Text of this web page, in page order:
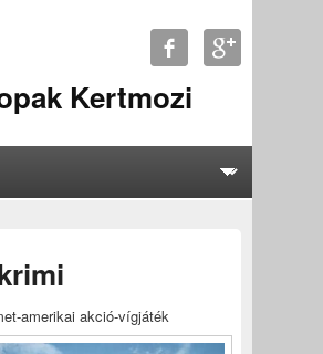
Kertmozi
amerikai akció-vígjáték